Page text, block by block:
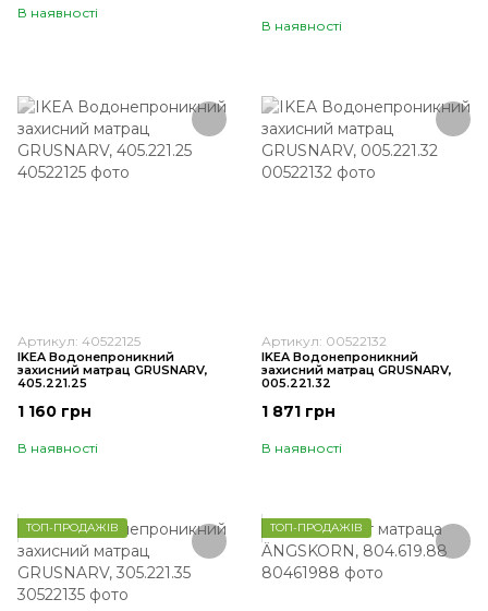
В наявності
В наявності
Артикул: 40522125
IKEA Водонепроникний
захисний матрац GRUSNARV,
405.221.25
1 160 грн
В наявності
Артикул: 00522132
IKEA Водонепроникний
захисний матрац GRUSNARV,
005.221.32
1 871 грн
В наявності
ТОП-ПРОДАЖІВ ТОП-ПРОДАЖІВ